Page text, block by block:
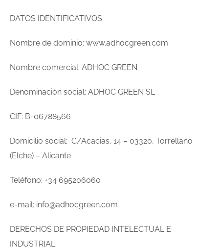
DATOS IDENTIFICATIVOS
Nombre de dominio: www.adhocgreen.com
Nombre comercial: ADHOC GREEN
Denominación social: ADHOC GREEN SL
CIF: B-06788566
Domicilio social: C/Acacias, 14 – 03320, Torrellano
(Elche) – Alicante
Teléfono: +34 695206060
e-mail: info@adhocgreen.com
DERECHOS DE PROPIEDAD INTELECTUAL E
INDUSTRIAL